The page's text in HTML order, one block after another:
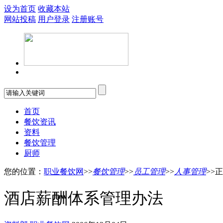
设为首页 收藏本站
网站投稿 用户登录 注册账号
首页
餐饮资讯
资料
餐饮管理
厨师
您的位置： 职业餐饮网>>餐饮管理>>员工管理>> 人事管理>>
酒店薪酬体系管理办法